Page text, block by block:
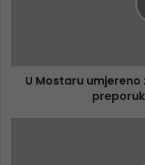
U Mostaru